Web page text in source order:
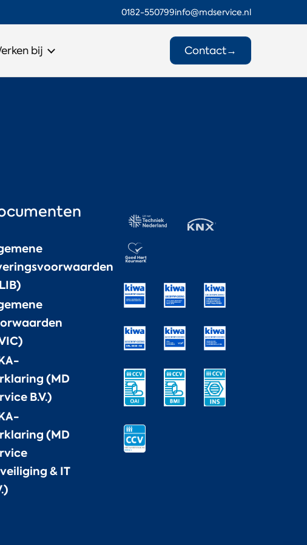
0182-550799info@mdservice.nl
bij Contact→
(MD
B.V.)
(MD
& IT